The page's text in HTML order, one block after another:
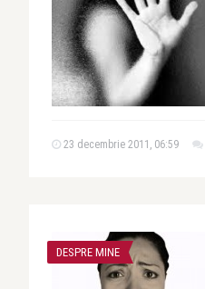
23 decembrie 2011, 06:59
DESPRE MINE